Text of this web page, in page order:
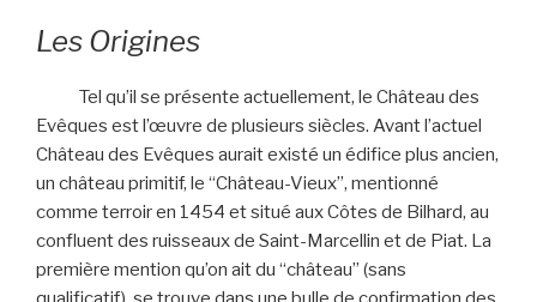
Les Origines
Tel qu’il se présente actuellement, le Château des
Evêques est l’œuvre de plusieurs siècles. Avant l’actuel
Château des Evêques aurait existé un édifice plus ancien,
un château primitif, le “Château-Vieux”, mentionné
comme terroir en 1454 et situé aux Côtes de Bilhard, au
confluent des ruisseaux de Saint-Marcellin et de Piat. La
première mention qu’on ait du “château” (sans